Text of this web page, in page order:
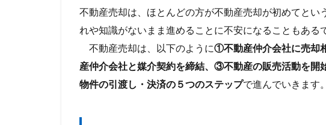
不動産売却は、ほとんどの方が不動産売却が初めてとい
れや知識がないまま進めることに不安になることもある
不動産売却は、以下のように①不動産仲介会社に売却
産仲介会社と媒介契約を締結、③不動産の販売活動を
物件の引渡し・決済の５つのステップで進んでいきます。